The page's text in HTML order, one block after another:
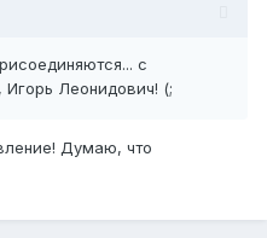
с
Леонидович! (;
Думаю, что